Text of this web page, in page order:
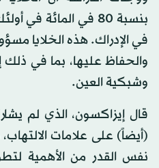
بنسبة 80 في المائة
في الإدراك. هذه الخلايا
والحفاظ عليها، بما في ذلك
وشبكية العين.
قال إيزاكسون، الذي لم
(أيضاً) على علامات
نفس القدر من الأهمية